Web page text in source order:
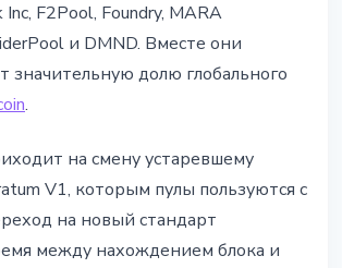
3 мин чтения
F2Pool, Foundry, MARA
и DMND. Вместе они
значительную долю глобального
.
на смену устаревшему
V1, которым пулы пользуются с
на новый стандарт
между нахождением блока и